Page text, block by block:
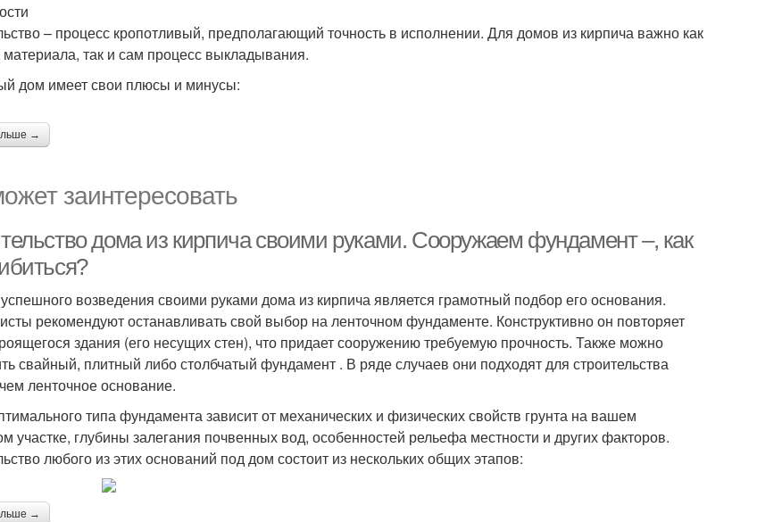
– процесс кропотливый, предполагающий точность в исполнении. Для домов из кирпича важно как
материала, так и сам процесс выкладывания.
дом имеет свои плюсы и минусы:
→
заинтересовать
дома из кирпича своими руками. Сооружаем фундамент –, как
возведения своими руками дома из кирпича является грамотный подбор его основания.
рекомендуют останавливать свой выбор на ленточном фундаменте. Конструктивно он повторяет
здания (его несущих стен), что придает сооружению требуемую прочность. Также можно
свайный, плитный либо столбчатый фундамент . В ряде случаев они подходят для строительства
ленточное основание.
типа фундамента зависит от механических и физических свойств грунта на вашем
участке, глубины залегания почвенных вод, особенностей рельефа местности и других факторов.
любого из этих оснований под дом состоит из нескольких общих этапов:
→